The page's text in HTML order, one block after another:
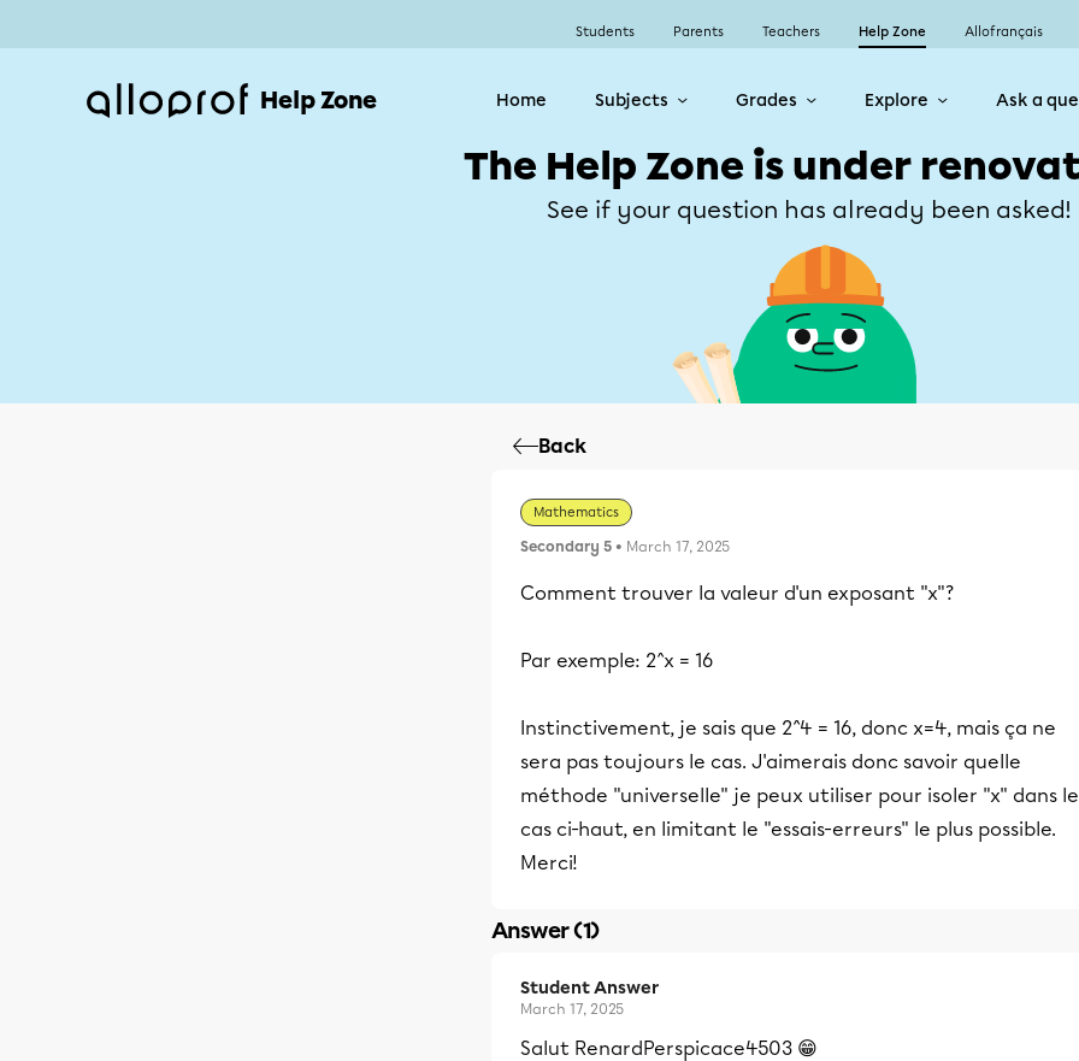
Students Parents Teachers Help Zone Allofrançais
Help Zone Home Subjects Grades Explore Ask a
The Help Zone is under
See if your question has already been asked!
Back
Mathematics
Secondary 5 • March 17, 2025
Comment trouver la valeur d'un exposant "x"?
Par exemple: 2^x = 16
Instinctivement, je sais que 2^4 = 16, donc x=4, mais ça ne
sera pas toujours le cas. J'aimerais donc savoir quelle
méthode "universelle" je peux utiliser pour isoler "x" dans le
cas ci-haut, en limitant le "essais-erreurs" le plus possible.
Merci!
Answer (1)
Student Answer
March 17, 2025
Salut RenardPerspicace4503 😁